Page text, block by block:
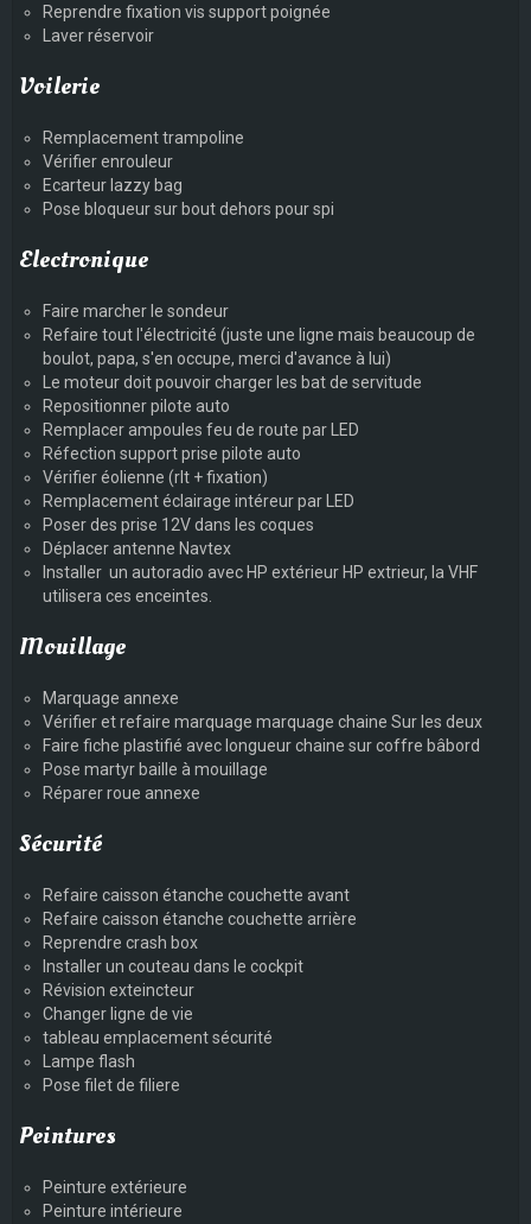
Reprendre fixation vis support poignée
Laver réservoir
Voilerie
Remplacement trampoline
Vérifier enrouleur
Ecarteur lazzy bag
Pose bloqueur sur bout dehors pour spi
Electronique
Faire marcher le sondeur
Refaire tout l'électricité (juste une ligne mais beaucoup de
boulot, papa, s'en occupe, merci d'avance à lui)
Le moteur doit pouvoir charger les bat de servitude
Repositionner pilote auto
Remplacer ampoules feu de route par LED
Réfection support prise pilote auto
Vérifier éolienne (rlt + fixation)
Remplacement éclairage intéreur par LED
Poser des prise 12V dans les coques
Déplacer antenne Navtex
Installer un autoradio avec HP extérieur HP extrieur, la VHF
utilisera ces enceintes.
Mouillage
Marquage annexe
Vérifier et refaire marquage marquage chaine Sur les deux
Faire fiche plastifié avec longueur chaine sur coffre bâbord
Pose martyr baille à mouillage
Réparer roue annexe
Sécurité
Refaire caisson étanche couchette avant
Refaire caisson étanche couchette arrière
Reprendre crash box
Installer un couteau dans le cockpit
Révision exteincteur
Changer ligne de vie
tableau emplacement sécurité
Lampe flash
Pose filet de filiere
Peintures
Peinture extérieure
Peinture intérieure